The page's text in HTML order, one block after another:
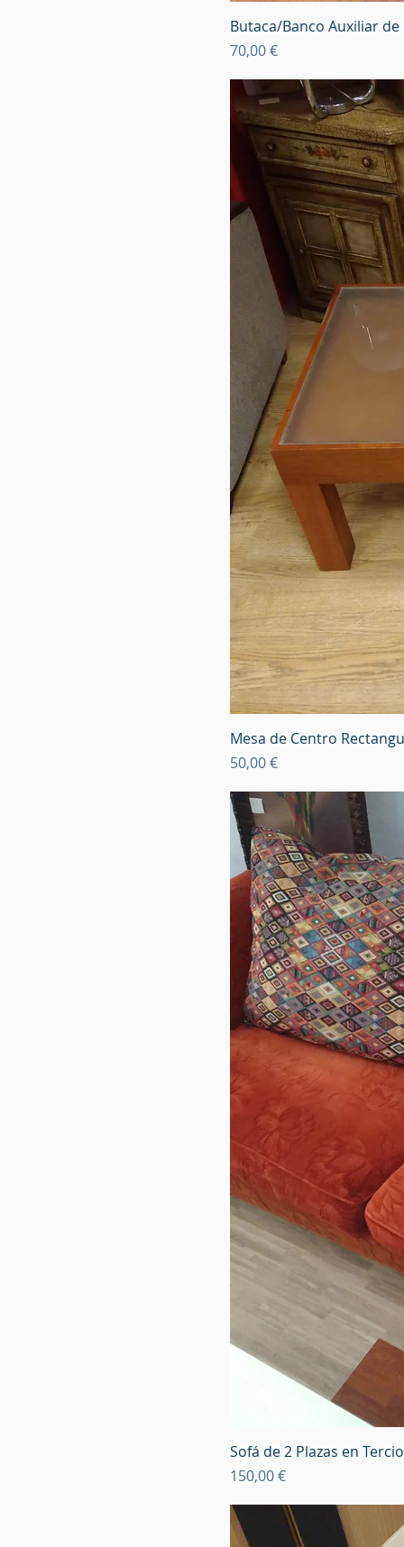
Butaca/Banco Auxiliar
Precio
70,00 €
Mesa de Centro
Precio
50,00 €
Sofá de 2 Plazas en
Precio
150,00 €